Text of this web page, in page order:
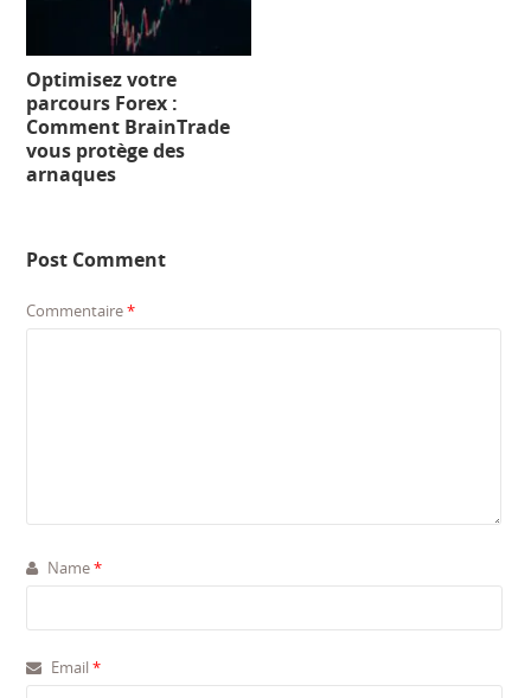
Optimisez votre
parcours Forex :
Comment BrainTrade
vous protège des
arnaques
Post Comment
Commentaire*
Name*
Email*